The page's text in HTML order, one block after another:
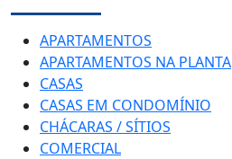
APARTAMENTOS
APARTAMENTOS NA PLANTA
CASAS
CASAS EM CONDOMÍNIO
CHÁCARAS / SÍTIOS
COMERCIAL